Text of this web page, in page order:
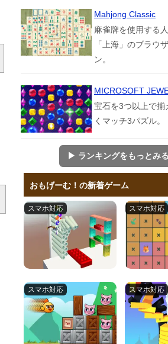
Mahjong Classic
麻雀牌を使用する
「上海」のブラウ
ン。
MICROSOFT
宝石を3つ以上で揃
くマッチ3パズル。
▶ ランキングをもっとみる
おもげーむ！の新着ゲーム